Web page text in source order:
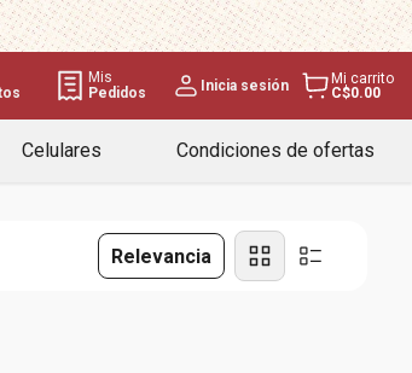
Mis
Pedidos
Inicia sesión
Mi carrito
C$0.00
Celulares Condiciones de ofertas
Relevancia